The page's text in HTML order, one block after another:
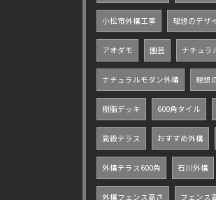
小松市外構工事 理想のデザ
アオダモ 園芸 ナチュラ
ナチュラルモダン外構 理想
樹脂デッキ 600角タイル
高級テラス おすすめ外構
外構テラス600角 石川外構
外構フェンス高さ フェンス